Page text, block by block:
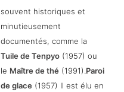
souvent historiques et
minutieusement
documentés, comme la
Tuile de Tenpyo(1957) ou
le Maître de thé(1991).Paroi
de glace(1957) Il est élu en